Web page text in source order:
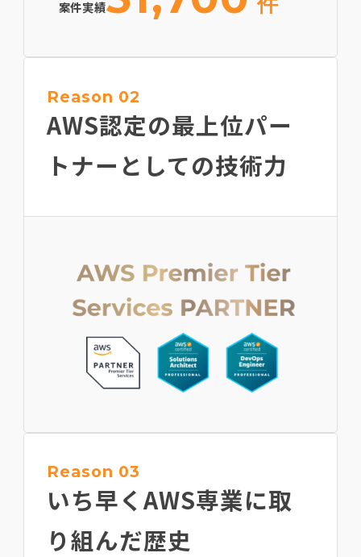
案件実績
Reason 02
AWS認定の最上位パー
トナーとしての技術力
Reason 03
いち早くAWS専業に取
り組んだ歴史